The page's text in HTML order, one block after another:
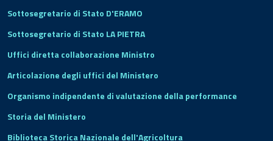
Sottosegretario di Stato D'ERAMO
Sottosegretario di Stato LA PIETRA
Uffici diretta collaborazione Ministro
Articolazione degli uffici del Ministero
Organismo indipendente di valutazione della performance
Storia del Ministero
Biblioteca Storica Nazionale dell'Agricoltura